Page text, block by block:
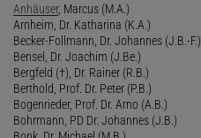
Anhäuser, Marcus (M.A.)
Arnheim, Dr. Katharina (K.A.)
Becker-Follmann, Dr. Johannes (J.B.-F.)
Bensel, Dr. Joachim (J.Be.)
Bergfeld (†), Dr. Rainer (R.B.)
Berthold, Prof. Dr. Peter (P.B.)
Bogenrieder, Prof. Dr. Arno (A.B.)
Bohrmann, PD Dr. Johannes (J.B.)